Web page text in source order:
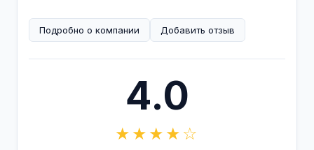
Подробно о компании Добавить отзыв
4.0
★★★★☆